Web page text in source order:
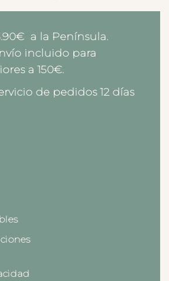
3.90€ a la Península.
para
a 150€.
de pedidos 12 días